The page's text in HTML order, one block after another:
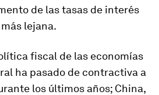
de las tasas de interés
lejana.
fiscal de las economías
ha pasado de contractiva a
los últimos años; China,